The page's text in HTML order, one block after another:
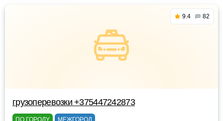
9.4 82
грузоперевозки +375447242873
ПО ГОРОДУ МЕЖГОРОД